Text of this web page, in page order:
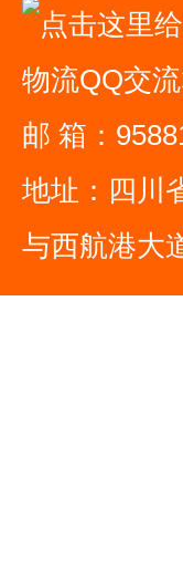
物流QQ交
邮 箱：
地址：四川
与西航港大